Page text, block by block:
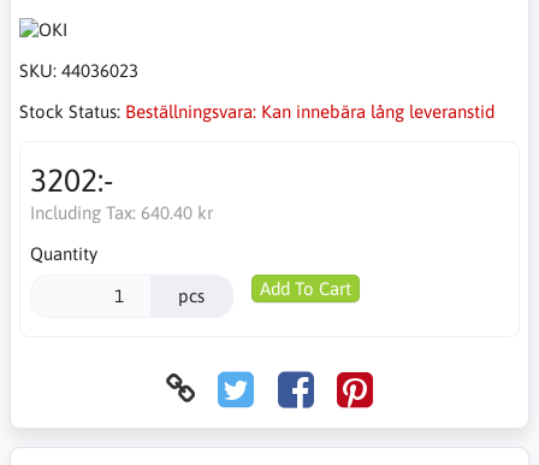
SKU: 44036023
Stock Status: Beställningsvara: Kan innebära lång leveranstid
3202:-
Including Tax: 640.40 kr
Quantity
pcs Add To Cart